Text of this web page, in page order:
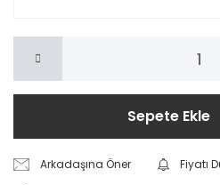
Sepete Ekle
Arkadaşına Öner
Fiyatı